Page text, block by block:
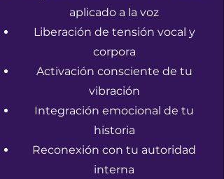
aplicado a la voz
Liberación de tensión vocal y
corpora
Activación consciente de tu
vibración
Integración emocional de tu
historia
Reconexión con tu autoridad
interna